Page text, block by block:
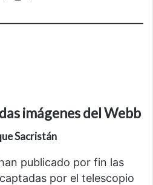
imágenes del Webb
Sacristán
publicado por fin las
por el telescopio